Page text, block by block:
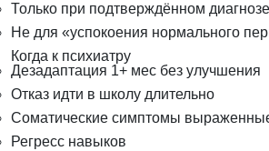
Только при подтверждённом диагнозе
Не для «успокоения нормального
Когда к психиатру
Дезадаптация 1+ мес без улучшения
Отказ идти в школу длительно
Соматические симптомы
Регресс навыков